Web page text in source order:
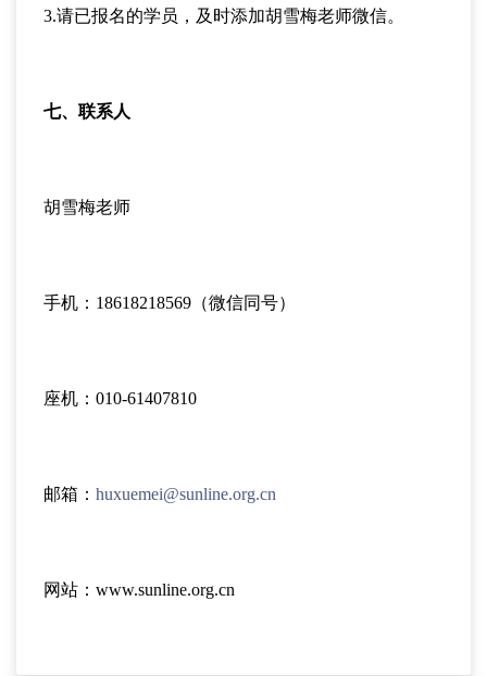
3.请已报名的学员，及时添加胡雪梅老师微信。
七、联系人
胡雪梅老师
手机：18618218569（微信同号）
座机：010-61407810
邮箱： huxuemei@sunline.org.cn
网站：www.sunline.org.cn